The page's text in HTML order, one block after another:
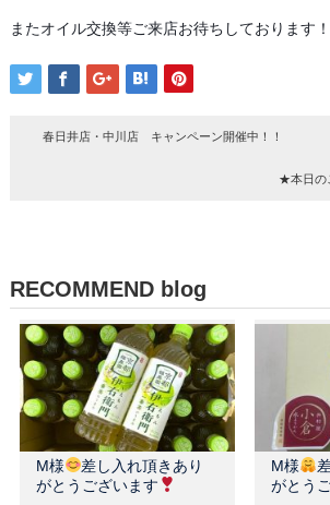
またオイル交換等ご来店お待ちしております！
春日井店・中川店 キャンペーン開催中！！
★本日
RECOMMEND blog
M様
差し入れ頂きあり
がとうございます
M様
がとう